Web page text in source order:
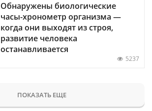
Обнаружены биологические
часы-хронометр организма —
когда они выходят из строя,
развитие человека
останавливается
5237
ПОКАЗАТЬ ЕЩЕ